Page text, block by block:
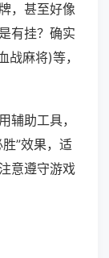
，甚至好像
有挂？确实
麻将)等，
辅助工具，
”效果，适
意遵守游戏